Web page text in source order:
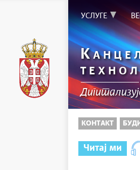
УСЛУГЕ
К
КОНТАКТ
Читај ми